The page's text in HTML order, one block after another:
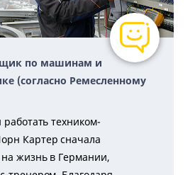
по машинам и
(согласно Ремесленному
техником-
Картер сначала
жизнь в Германии,